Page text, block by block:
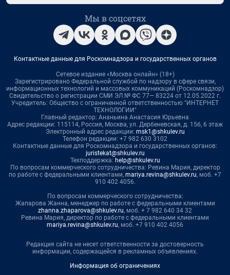
Мы в соцсетях
Контактные данные для Роскомнадзора и государственных органов
Сетевое издание «Москва онлайн» (18+)
Зарегистрировано Федеральной службой по надзору в сфере связи,
информационных технологий и массовых коммуникаций (Роскомнадзор)
Свидетельство о регистрации СМИ ЭЛ № ФС 77— 83224 от 12.05.2022 г.
Учредитель: Общество с ограниченной ответственностью "ИНТЕРНЕТ
ТЕХНОЛОГИИ"
Главный редактор: Ананьина Анастасия Юрьевна
Адрес редакции: 115114, Россия, Москва, ул. Дербеневская, д. 15б, 6 этаж
Электронный адрес редакции: msk1@shkulev.ru
Телефон редакции: +7 982 630 3102
Контактные данные для Роскомнадзора и государственных органов:
juristekat@shkulev.ru
Техподдержка: help@shkulev.ru
По вопросам коммерческого сотрудничества: Ревина Мария, директор
по работе с федеральными клиентами, mariya.revina@shkulev.ru, моб. +7
910 402 4056.
По вопросам коммерческого сотрудничества:
Жапарова Жанна, менеджер по работе с федеральными клиентами
zhanna.zhaparova@shkulev.ru, моб. + 7 982 640 34 32
Ревина Мария, директор по работе с федеральными клиентами
mariya.revina@shkulev.ru, моб. +7 910 402 4056
Редакция сайта не несет ответственности за достоверность
информации, содержащейся в рекламных объявлениях.
Информация об ограничениях